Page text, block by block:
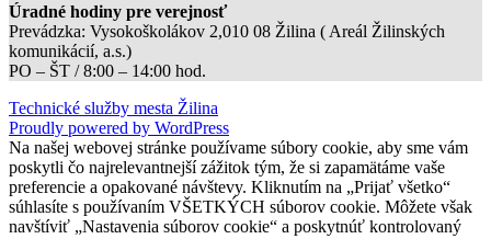
Úradné hodiny pre verejnosť
Prevádzka: Vysokoškolákov 2,010 08 Žilina ( Areál Žilinských
komunikácií, a.s.)
PO – ŠT / 8:00 – 14:00 hod.
Technické služby mesta Žilina
Proudly powered by WordPress
Na našej webovej stránke používame súbory cookie, aby sme vám
poskytli čo najrelevantnejší zážitok tým, že si zapamätáme vaše
preferencie a opakované návštevy. Kliknutím na „Prijať všetko“
súhlasíte s používaním VŠETKÝCH súborov cookie. Môžete však
navštíviť „Nastavenia súborov cookie“ a poskytnúť kontrolovaný